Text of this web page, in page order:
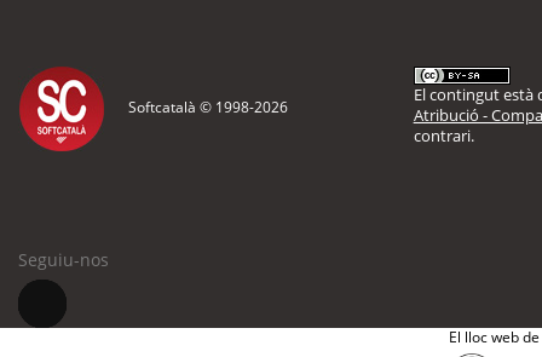
Softcatalà © 1998-2026
El contingut està
Atribució -
contrari.
Seguiu-nos
El lloc web